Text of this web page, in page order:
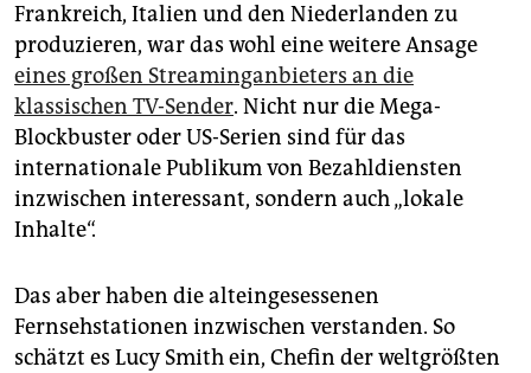
genossenschaft
epaper login
Frankreich, Italien und den Niederlanden zu
produzieren, war das wohl eine weitere Ansage
eines großen Streaminganbieters an die
klassischen TV-Sender. Nicht nur die Mega-
Blockbuster oder US-Serien sind für das
internationale Publikum von Bezahldiensten
inzwischen interessant, sondern auch „lokale
Inhalte“.
Das aber haben die alteingesessenen
Fernsehstationen inzwischen verstanden. So
schätzt es Lucy Smith ein, Chefin der weltgrößten